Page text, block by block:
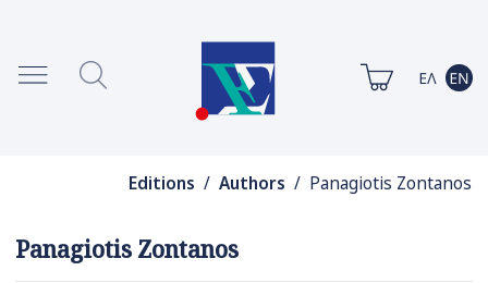
Editions / Authors / Panagiotis Zontanos
Panagiotis Zontanos